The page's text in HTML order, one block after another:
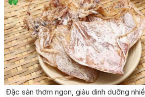
Đặc sản thơm ngon, giàu dinh dưỡng